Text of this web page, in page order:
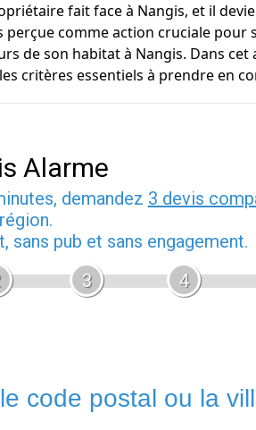
fait face à Nangis, et il
perçue comme action cruciale
de son habitat à Nangis. Dans
critères essentiels à prendre en
Alarme
demandez 3 devis
sans pub et sans engagement.
3 4
code postal ou la